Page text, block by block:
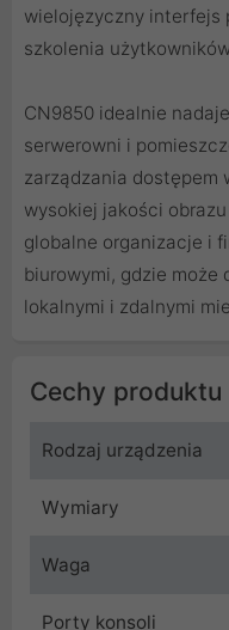
wielojęzyczny interfejs
szkolenia
CN9850 idealnie
serwerowni i
zarządzania dostępem
wysokiej jakości
globalne organizacje i
biurowymi, gdzie może
lokalnymi i zdalnymi
Cechy produktu
Rodzaj urządzenia
Wymiary
Waga
Porty konsoli